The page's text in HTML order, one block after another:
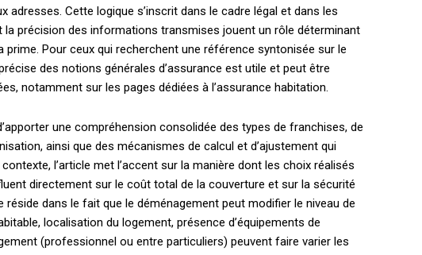
adresses. Cette logique s’inscrit dans le cadre légal et dans les
la précision des informations transmises jouent un rôle déterminant
prime. Pour ceux qui recherchent une référence syntonisée sur le
des notions générales d’assurance est utile et peut être
notamment sur les pages dédiées à l’assurance habitation.
une compréhension consolidée des types de franchises, de
ainsi que des mécanismes de calcul et d’ajustement qui
l’article met l’accent sur la manière dont les choix réalisés
directement sur le coût total de la couverture et sur la sécurité
réside dans le fait que le déménagement peut modifier le niveau de
localisation du logement, présence d’équipements de
(professionnel ou entre particuliers) peuvent faire varier les